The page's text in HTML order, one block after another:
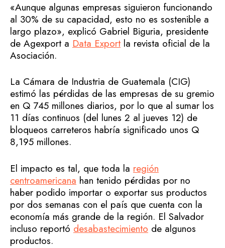
«Aunque algunas empresas siguieron funcionando
al 30% de su capacidad, esto no es sostenible a
largo plazo», explicó Gabriel Biguria, presidente
de Agexport a Data Export la revista oficial de la
Asociación.
La Cámara de Industria de Guatemala (CIG)
estimó las pérdidas de las empresas de su gremio
en Q 745 millones diarios, por lo que al sumar los
11 días continuos (del lunes 2 al jueves 12) de
bloqueos carreteros habría significado unos Q
8,195 millones.
El impacto es tal, que toda la región
centroamericana han tenido pérdidas por no
haber podido importar o exportar sus productos
por dos semanas con el país que cuenta con la
economía más grande de la región. El Salvador
incluso reportó desabastecimiento de algunos
productos.